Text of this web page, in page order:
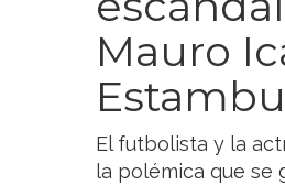
Mauro
El futbolista y la
la polémica que se